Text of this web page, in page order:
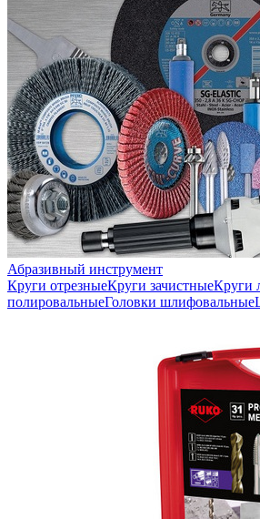
Абразивный инструмент
Круги отрезныеКруги зачистныеКруги
полировальныеГоловки шлифовальные